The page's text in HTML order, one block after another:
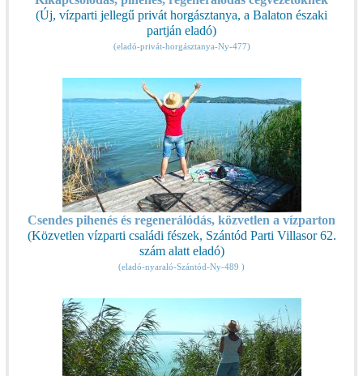
(Új, vízparti jellegű privát horgásztanya, a Balaton északi
partján eladó)
(eladó-privát-horgásztanya-Ny-477)
Csendes pihenés és regenerálódás, közvetlen a vízparton
(Közvetlen vízparti családi fészek, Szántód Parti Villasor 62.
szám alatt eladó)
(eladó-nyaraló-Szántód-Ny-489 )